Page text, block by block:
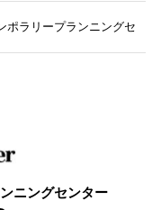
ポラリープランニングセン
ニングセンター